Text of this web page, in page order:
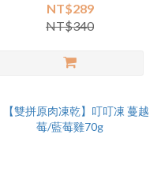
NT$289
NT$340